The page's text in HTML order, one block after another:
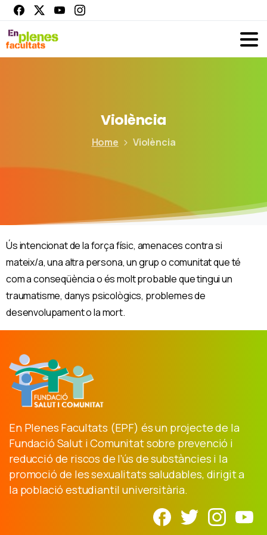
Violència
Home Violència
Ús intencionat de la força físic, amenaces contra si
mateix/a, una altra persona, un grup o comunitat que té
com a conseqüència o és molt probable que tingui un
traumatisme, danys psicològics, problemes de
desenvolupament o la mort.
En Plenes Facultats (EPF) és un projecte de la
Fundació Salut i Comunitat sobre prevenció i
reducció de riscos de l’ús de substàncies i la
promoció de les sexualitats saludables, dirigit a
la població estudiantil universitària.